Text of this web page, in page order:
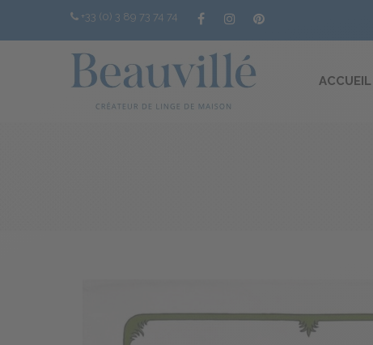
+33 (0) 3 89 73 74 74
ACCUEIL